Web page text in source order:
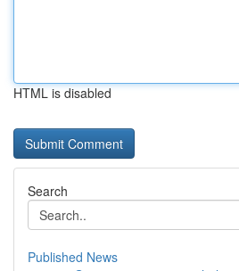
HTML is disabled
Search
Published News